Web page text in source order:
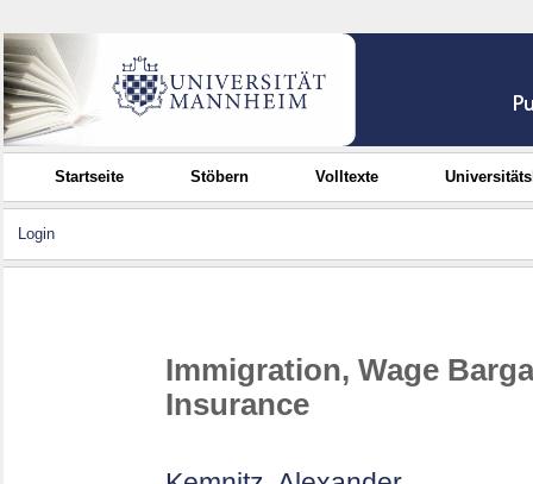
Startseite Stöbern Volltexte
Login
Immigration, Wage
Insurance